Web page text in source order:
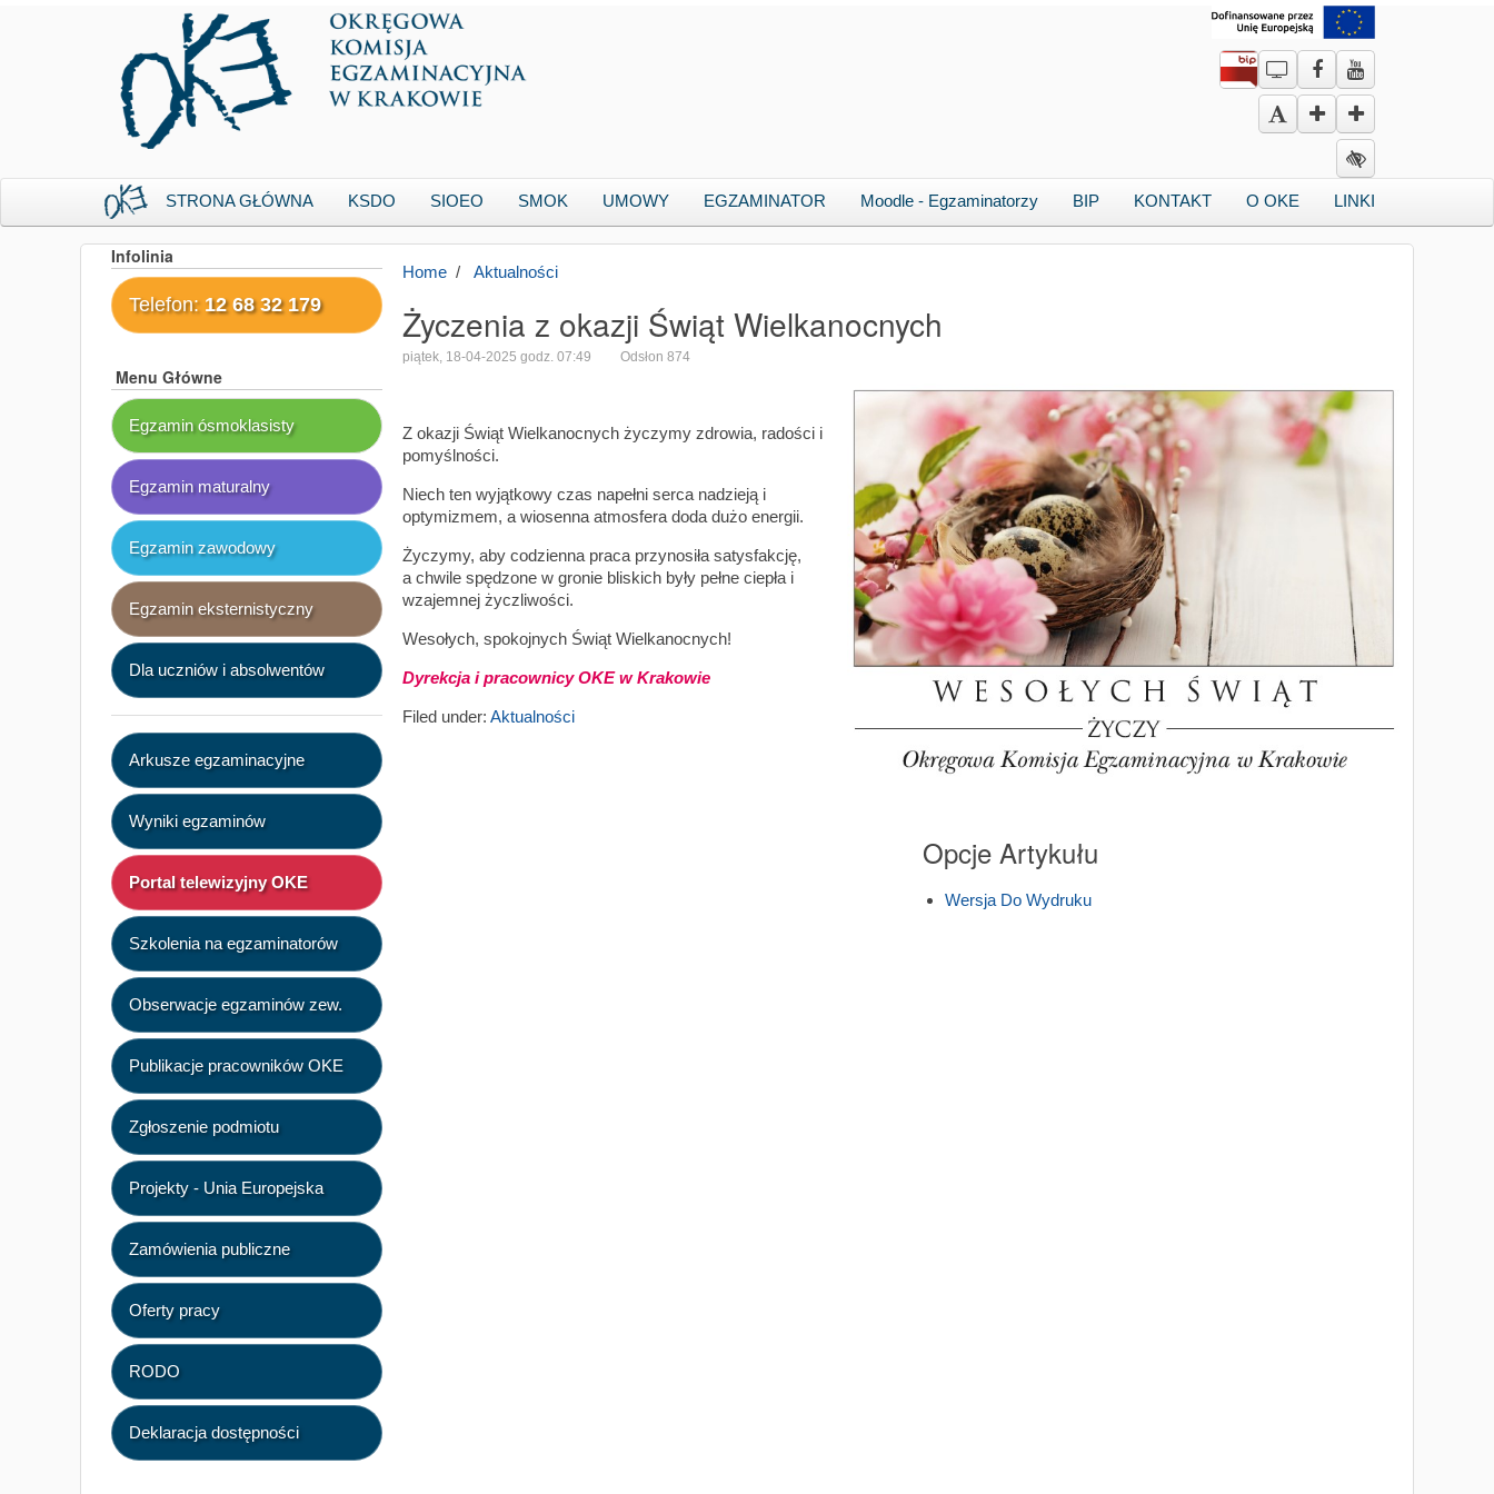
STRONA GŁÓWNA KSDO SIOEO SMOK UMOWY EGZAMINATOR Moodle - Egzaminatorzy BIP KONTAKT O OKE LINKI
Home Aktualności
Życzenia z okazji Świąt Wielkanocnych
piątek, 18-04-2025 godz. 07:49 Odsłon 874
Z okazji Świąt Wielkanocnych życzymy zdrowia, radości i
pomyślności.
Niech ten wyjątkowy czas napełni serca nadzieją i
optymizmem, a wiosenna atmosfera doda dużo energii.
Życzymy, aby codzienna praca przynosiła satysfakcję,
a chwile spędzone w gronie bliskich były pełne ciepła i
wzajemnej życzliwości.
Wesołych, spokojnych Świąt Wielkanocnych!
Dyrekcja i pracownicy OKE w Krakowie
Filed under: Aktualności
Opcje Artykułu
Wersja Do Wydruku
Infolinia
Telefon: 12 68 32 179
Menu Główne
Egzamin ósmoklasisty
Egzamin maturalny
Egzamin zawodowy
Egzamin eksternistyczny
Dla uczniów i absolwentów
Arkusze egzaminacyjne
Wyniki egzaminów
Portal telewizyjny OKE
Szkolenia na egzaminatorów
Obserwacje egzaminów zew.
Publikacje pracowników OKE
Zgłoszenie podmiotu
Projekty - Unia Europejska
Zamówienia publiczne
Oferty pracy
RODO
Deklaracja dostępności